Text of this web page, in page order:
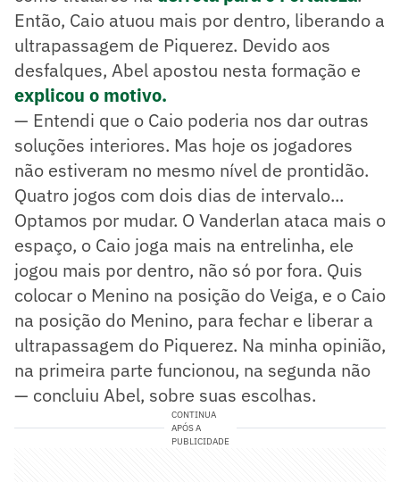
Então, Caio atuou mais por dentro, liberando a
ultrapassagem de Piquerez. Devido aos
desfalques, Abel apostou nesta formação e
explicou o motivo.
— Entendi que o Caio poderia nos dar outras
soluções interiores. Mas hoje os jogadores
não estiveram no mesmo nível de prontidão.
Quatro jogos com dois dias de intervalo...
Optamos por mudar. O Vanderlan ataca mais o
espaço, o Caio joga mais na entrelinha, ele
jogou mais por dentro, não só por fora. Quis
colocar o Menino na posição do Veiga, e o Caio
na posição do Menino, para fechar e liberar a
ultrapassagem do Piquerez. Na minha opinião,
na primeira parte funcionou, na segunda não
— concluiu Abel, sobre suas escolhas.
CONTINUA
APÓS A
PUBLICIDADE